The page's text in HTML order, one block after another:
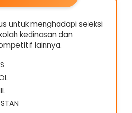
untuk menghadapi seleksi
kedinasan dan
lainnya.